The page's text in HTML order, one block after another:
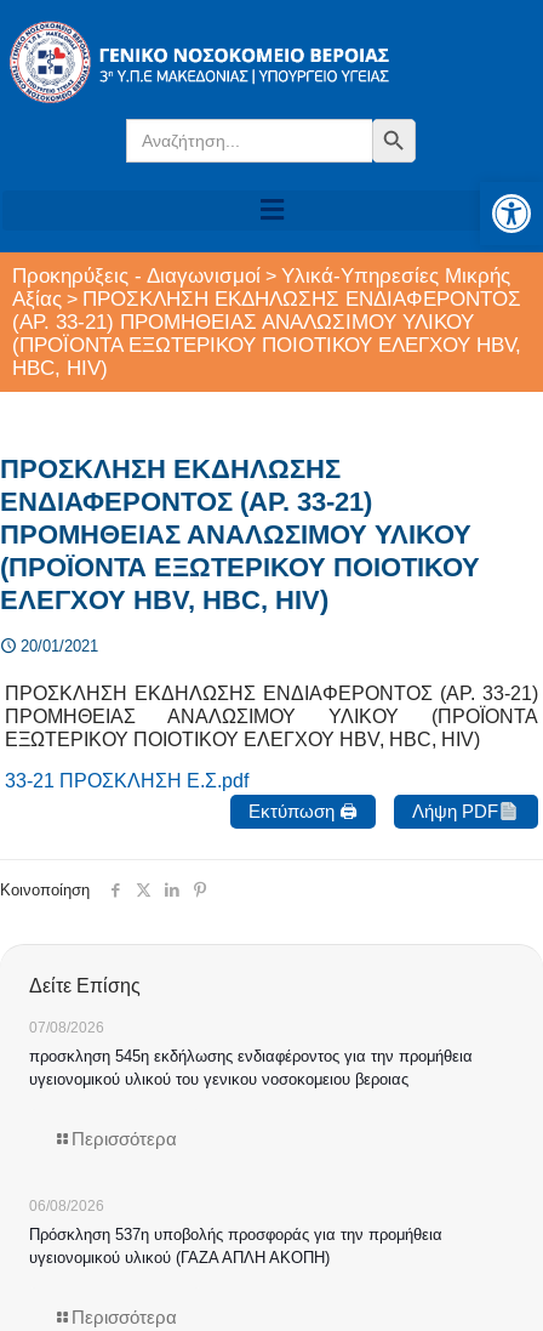
Search
for:
Search Button
Προκηρύξεις - Διαγωνισμοί > Υλικά-Υπηρεσίες Μικρής
Αξίας > ΠΡΟΣΚΛΗΣΗ ΕΚΔΗΛΩΣΗΣ ΕΝΔΙΑΦΕΡΟΝΤΟΣ
(ΑΡ. 33-21) ΠΡΟΜΗΘΕΙΑΣ ΑΝΑΛΩΣΙΜΟΥ ΥΛΙΚΟΥ
(ΠΡΟΪΟΝΤΑ ΕΞΩΤΕΡΙΚΟΥ ΠΟΙΟΤΙΚΟΥ ΕΛΕΓΧΟΥ HBV,
HBC, HIV)
ΠΡΟΣΚΛΗΣΗ ΕΚΔΗΛΩΣΗΣ
ΕΝΔΙΑΦΕΡΟΝΤΟΣ (ΑΡ. 33-21)
ΠΡΟΜΗΘΕΙΑΣ ΑΝΑΛΩΣΙΜΟΥ ΥΛΙΚΟΥ
(ΠΡΟΪΟΝΤΑ ΕΞΩΤΕΡΙΚΟΥ ΠΟΙΟΤΙΚΟΥ
ΕΛΕΓΧΟΥ HBV, HBC, HIV)
20/01/2021
ΠΡΟΣΚΛΗΣΗ ΕΚΔΗΛΩΣΗΣ ΕΝΔΙΑΦΕΡΟΝΤΟΣ (ΑΡ. 33-21)
ΠΡΟΜΗΘΕΙΑΣ ΑΝΑΛΩΣΙΜΟΥ ΥΛΙΚΟΥ (ΠΡΟΪΟΝΤΑ
ΕΞΩΤΕΡΙΚΟΥ ΠΟΙΟΤΙΚΟΥ ΕΛΕΓΧΟΥ HBV, HBC, HIV)
33-21 ΠΡΟΣΚΛΗΣΗ Ε.Σ.pdf
Εκτύπωση 🖨
Λήψη PDF
Κοινοποίηση
Δείτε Επίσης
07/08/2026
προσκληση 545η εκδήλωσης ενδιαφέροντος για την προμήθεια
υγειονομικού υλικού του γενικου νοσοκομειου βεροιας
Περισσότερα
06/08/2026
Πρόσκληση 537η υποβολής προσφοράς για την προμήθεια
υγειονομικού υλικού (ΓΑΖΑ ΑΠΛΗ ΑΚΟΠΗ)
Περισσότερα